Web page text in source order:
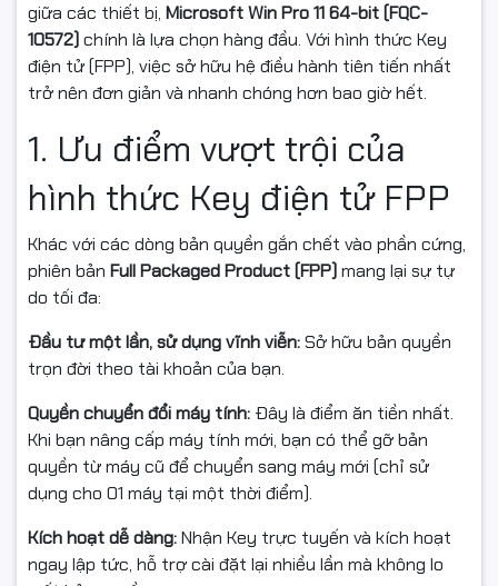
giữa các thiết bị, Microsoft Win Pro 11 64-bit (FQC-
10572)chính là lựa chọn hàng đầu. Với hình thức Key
điện tử (FPP), việc sở hữu hệ điều hành tiên tiến nhất
trở nên đơn giản và nhanh chóng hơn bao giờ hết.
1. Ưu điểm vượt trội của
hình thức Key điện tử FPP
Khác với các dòng bản quyền gắn chết vào phần cứng,
phiên bản Full Packaged Product (FPP)mang lại sự tự
do tối đa:
Đầu tư một lần, sử dụng vĩnh viễn:Sở hữu bản quyền
trọn đời theo tài khoản của bạn.
Quyền chuyển đổi máy tính: Đây là điểm ăn tiền nhất.
Khi bạn nâng cấp máy tính mới, bạn có thể gỡ bản
quyền từ máy cũ để chuyển sang máy mới (chỉ sử
dụng cho 01 máy tại một thời điểm).
Kích hoạt dễ dàng:Nhận Key trực tuyến và kích hoạt
ngay lập tức, hỗ trợ cài đặt lại nhiều lần mà không lo